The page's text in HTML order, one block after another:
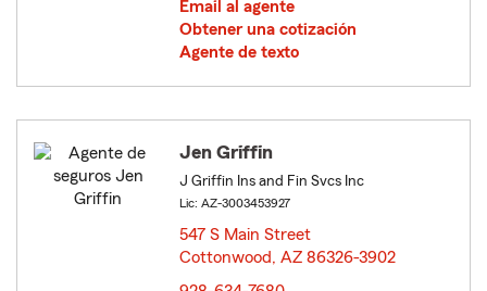
Email al agente
Obtener una cotización
Agente de texto
Jen Griffin
J Griffin Ins and Fin Svcs Inc
Lic: AZ-3003453927
547 S Main Street
Cottonwood, AZ 86326-3902